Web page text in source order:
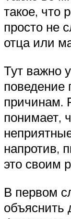
такое, что
просто не
отца или
Тут важно
поведение
причинам.
понимает,
напротив,
это своим
В первом
объяснить